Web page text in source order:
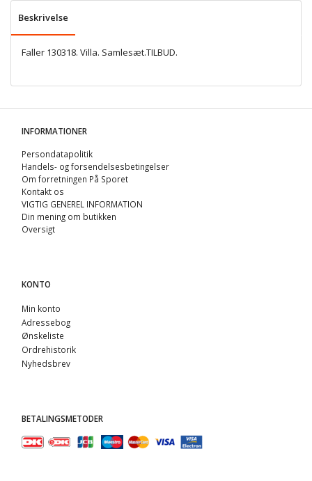
Beskrivelse
Faller 130318. Villa. Samlesæt.TILBUD.
INFORMATIONER
Persondatapolitik
Handels- og forsendelsesbetingelser
Om forretningen På Sporet
Kontakt os
VIGTIG GENEREL INFORMATION
Din mening om butikken
Oversigt
KONTO
Min konto
Adressebog
Ønskeliste
Ordrehistorik
Nyhedsbrev
BETALINGSMETODER